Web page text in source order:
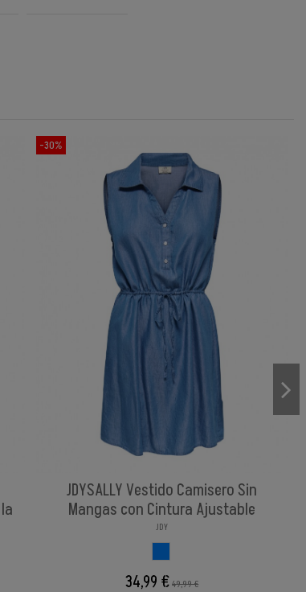
-30%
JDYSALLY Vestido Camisero Sin
Mangas con Cintura Ajustable
JDY
34,99 € 49,99 €